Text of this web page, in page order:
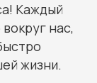
Каждый
нас,
жизни.